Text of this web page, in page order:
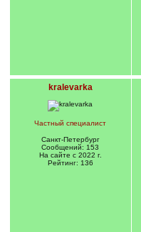
kralevarka
Частный специалист
Санкт-Петербург
Сообщений: 153
На сайте с 2022 г.
Рейтинг: 136